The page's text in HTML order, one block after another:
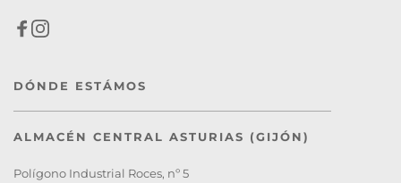
DÓNDE ESTÁMOS
ALMACÉN CENTRAL ASTURIAS (GIJÓN)
Polígono Industrial Roces, nº 5